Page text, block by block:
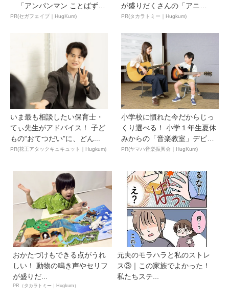
「アンパンマン ことばずか
ん...
PR(セガフェイブ｜HugKum)
が盛りだくさんの「アニ
ア ...
PR(タカラトミー｜Hugkum)
いま最も相談したい保育士・
てぃ先生がアドバイス！ 子ど
もの“おてつだい”に、どん...
PR(花王アタックキュキュット｜Hugkum)
小学校に慣れた今だからじっ
くり選べる！ 小学１年生夏休
みからの「音楽教室」デビ
ュ...
PR(ヤマハ音楽振興会｜HugKum)
おかたづけもできる点がうれ
しい！ 動物の鳴き声やセリフ
が盛りだ...
PR（タカラトミー｜Hugkum）
元夫のモラハラと私のストレ
ス③｜この家族でよかった！
私たちステ...